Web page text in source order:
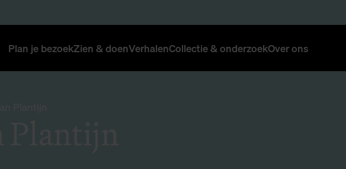
Plan je bezoekZien & doenVerhalenCollectie & onderzoekOver ons